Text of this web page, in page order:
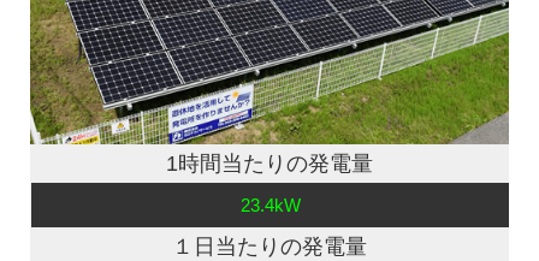
1時間当たりの発電量
23.4kW
１日当たりの発電量